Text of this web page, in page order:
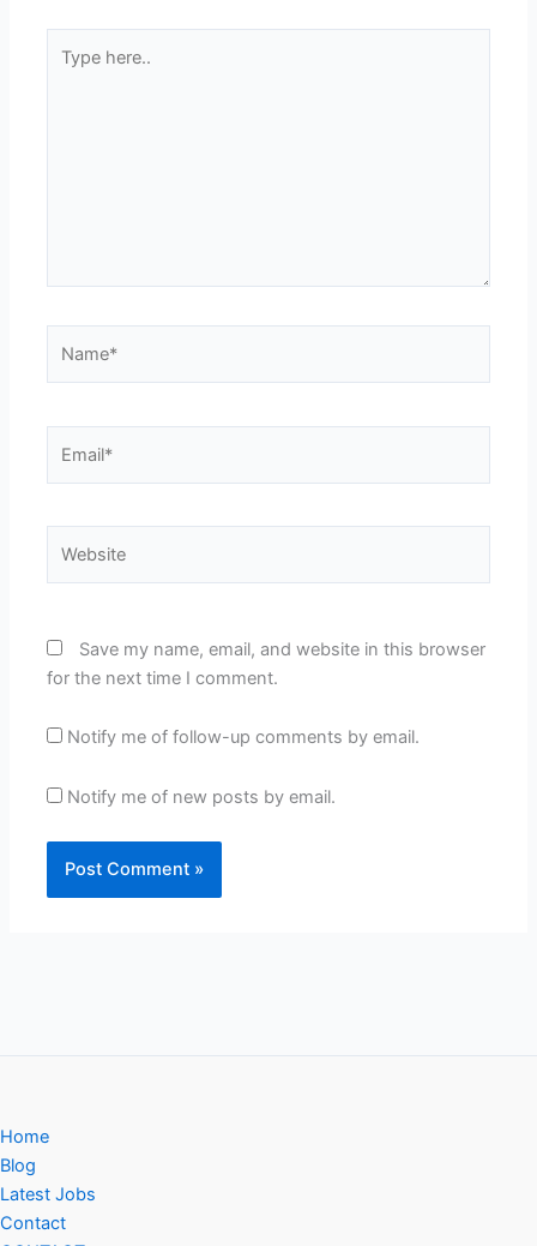
here..
Save my name, email, and website in this browser
for the next time I comment.
Notify me of follow-up comments by email.
Notify me of new posts by email.
Home
Blog
Latest Jobs
Contact